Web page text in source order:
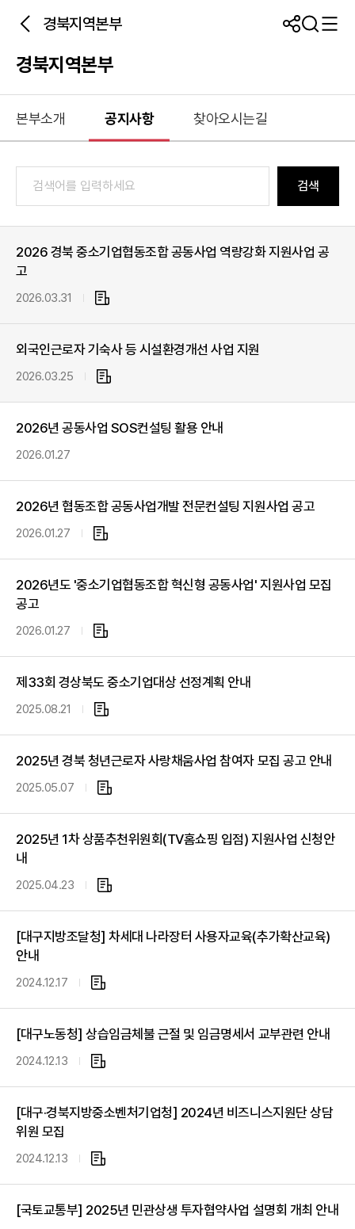
경북지역본부
경북지역본부
본부소개 공지사항 찾아오시는길
검색
2026 경북 중소기업협동조합 공동사업 역량강화 지원사업 공
고
2026.03.31
첨
일
외국인근로자 기숙사 등 시설환경개선 사업 지원
2026.03.25
첨
일
2026년 공동사업 SOS컨설팅 활용 안내
2026.01.27
2026년 협동조합 공동사업개발 전문컨설팅 지원사업 공고
2026.01.27
첨
일
2026년도 '중소기업협동조합 혁신형 공동사업' 지원사업 모집
공고
2026.01.27
첨
일
제33회 경상북도 중소기업대상 선정계획 안내
2025.08.21
첨
일
2025년 경북 청년근로자 사랑채움사업 참여자 모집 공고 안내
2025.05.07
첨
일
2025년 1차 상품추천위원회(TV홈쇼핑 입점) 지원사업 신청안
내
2025.04.23
첨
일
[대구지방조달청] 차세대 나라장터 사용자교육(추가확산교육)
안내
2024.12.17
첨
일
[대구노동청] 상습임금체불 근절 및 임금명세서 교부관련 안내
2024.12.13
첨
일
[대구·경북지방중소벤처기업청] 2024년 비즈니스지원단 상담
위원 모집
2024.12.13
첨
일
[국토교통부] 2025년 민관상생 투자협약사업 설명회 개최 안내